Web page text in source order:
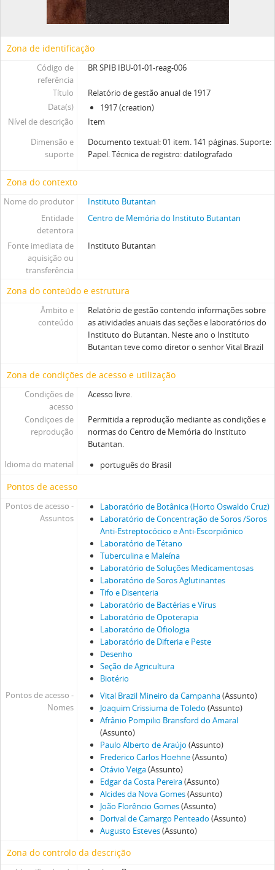
Zona de identificação
Código de
referência
BR SPIB IBU-01-01-reag-006
Título
Relatório de gestão anual de 1917
Data(s)
1917 (creation)
Nível de descrição
Item
Dimensão e
suporte
Documento textual: 01 item. 141 páginas. Suporte:
Papel. Técnica de registro: datilografado
Zona do contexto
Nome do produtor
Instituto Butantan
Entidade
detentora
Centro de Memória do Instituto Butantan
Fonte imediata de
aquisição ou
transferência
Instituto Butantan
Zona do conteúdo e estrutura
Âmbito e
conteúdo
Relatório de gestão contendo informações sobre
as atividades anuais das seções e laboratórios do
Instituto do Butantan. Neste ano o Instituto
Butantan teve como diretor o senhor Vital Brazil
Zona de condições de acesso e utilização
Condições de
acesso
Acesso livre.
Condiçoes de
reprodução
Permitida a reprodução mediante as condições e
normas do Centro de Memória do Instituto
Butantan.
Idioma do material
português do Brasil
Pontos de acesso
Pontos de acesso -
Assuntos
Laboratório de Botânica (Horto Oswaldo Cruz)
Laboratório de Concentração de Soros /Soros
Anti-Estreptocócico e Anti-Escorpiônico
Laboratório de Tétano
Tuberculina e Maleína
Laboratório de Soluções Medicamentosas
Laboratório de Soros Aglutinantes
Tifo e Disenteria
Laboratório de Bactérias e Vírus
Laboratório de Opoterapia
Laboratório de Ofiologia
Laboratório de Difteria e Peste
Desenho
Seção de Agricultura
Biotério
Pontos de acesso -
Nomes
Vital Brazil Mineiro da Campanha(Assunto)
Joaquim Crissiuma de Toledo (Assunto)
Afrânio Pompilio Bransford do Amaral
(Assunto)
Paulo Alberto de Araújo (Assunto)
Frederico Carlos Hoehne(Assunto)
Otávio Veiga(Assunto)
Edgar da Costa Pereira(Assunto)
Alcides da Nova Gomes(Assunto)
João Florêncio Gomes(Assunto)
Dorival de Camargo Penteado (Assunto)
Augusto Esteves(Assunto)
Zona do controlo da descrição